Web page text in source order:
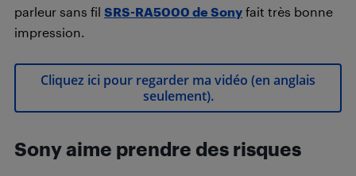
parleur sans fil SRS-RA5000 de Sony fait très bonne
impression.
Cliquez ici pour regarder ma vidéo (en anglais
seulement).
Sony aime prendre des risques